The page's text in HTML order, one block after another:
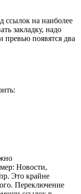
ссылок на наиболее
закладку, надо
появятся два
Новости,
Это крайне
Переключение